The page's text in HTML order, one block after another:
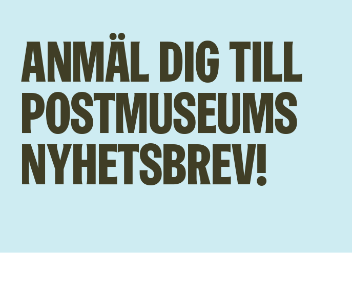
Anmäl dig till
Postmuseums
nyhetsbrev!